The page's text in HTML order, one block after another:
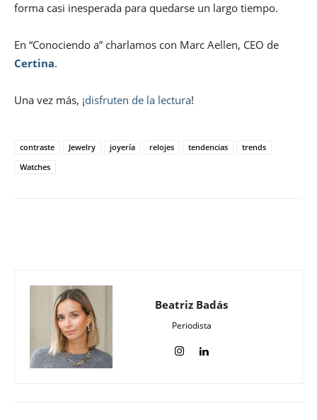
forma casi inesperada para quedarse un largo tiempo.
En “Conociendo a” charlamos con Marc Aellen, CEO de
Certina.
Una vez más, ¡disfruten de la lectura!
contraste Jewelry joyería relojes tendencias
trends
Watches
Beatriz Badás
Periodista